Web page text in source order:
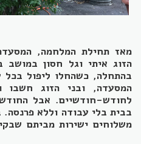
הזוג איתי וגל חסון
בהתחלה, כשהחלו ליפול בכל
המסעדה, ובני הזוג חשבו
לחודש-חודשיים. אבל
בבית בלי עבודה וללא פרנסה.
משלוחים ישירות מביתם